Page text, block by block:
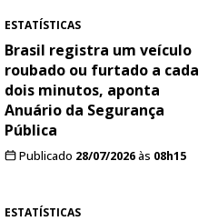
ESTATÍSTICAS
Brasil registra um veículo
roubado ou furtado a cada
dois minutos, aponta
Anuário da Segurança
Pública
Publicado 28/07/2026às 08h15
ESTATÍSTICAS